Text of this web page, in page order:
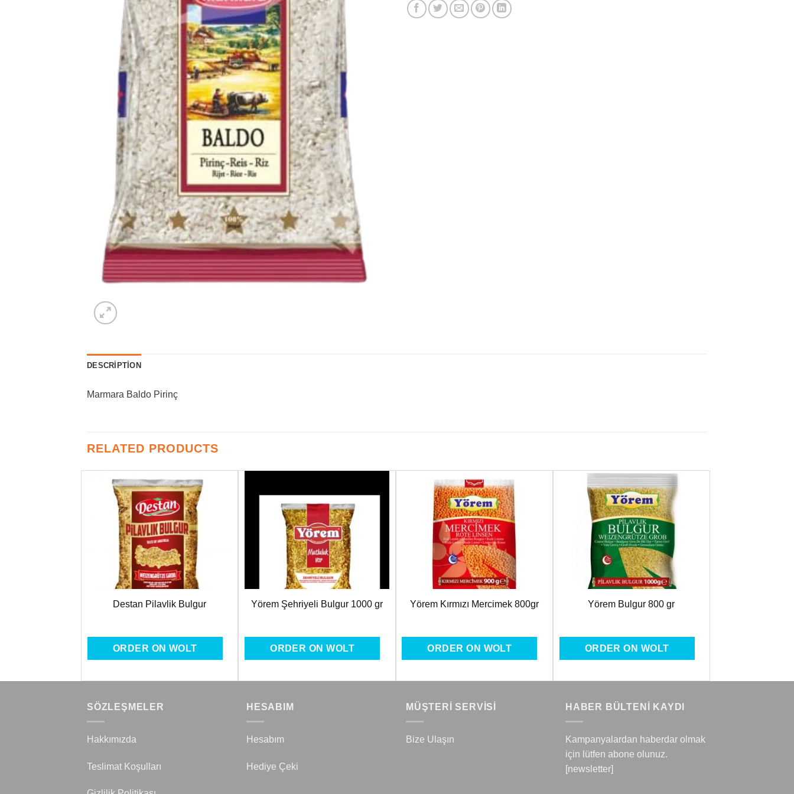
DESCRIPTION
Marmara Baldo Pirinç
RELATED PRODUCTS
Favorilere
Destan Pilavlik Bulgur
ORDER ON WOLT
Favorilere
Yörem Şehriyeli Bulgur 1000 gr
ORDER ON WOLT
Favorilere
Ekle
Yörem Kırmızı Mercimek 800gr
ORDER ON WOLT
Favorilere
Ekle
Yörem Bulgur 800 gr
ORDER ON WOLT
SÖZLEŞMELER
Hakkımızda
Teslimat Koşulları
HESABIM
Hesabım
Hediye Çeki
MÜŞTERİ SERVİSİ
Bize Ulaşın
HABER BÜLTENİ KAYDI
Kampanyalardan haberdar olmak
için lütfen abone olunuz.
[newsletter]